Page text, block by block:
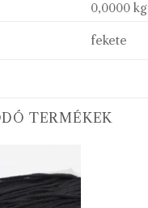
0,0000 kg
fekete
TERMÉKEK